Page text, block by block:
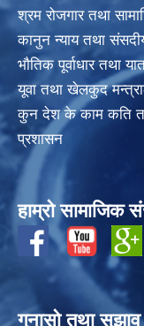
श्रम रोजगार तथा
कानुन न्याय तथा
भाैतिक पूर्वाधार तथा
यूवा तथा खेलकुद
कुन देश के काम कति
प्रशासन
हाम्रो सामाजिक
गुनासो तथा सुझाव